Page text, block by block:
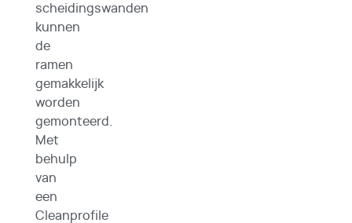
scheidingswanden
kunnen
de
ramen
gemakkelijk
worden
gemonteerd.
Met
behulp
van
een
Cleanprofile